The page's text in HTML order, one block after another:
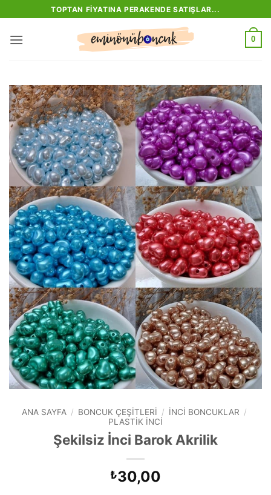
atla
TOPTAN FIYATINA PERAKENDE SATIŞLAR...
0
ANA SAYFA / BONCUK ÇEŞITLERI / İNCI BONCUKLAR /
PLASTIK İNCI
Şekilsiz İnci Barok Akrilik
₺30,00